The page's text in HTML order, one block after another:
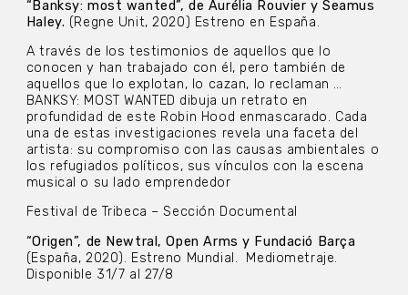
“Banksy: most wanted”, de Aurélia Rouvier y Seamus
Haley. (Regne Unit, 2020) Estreno en España.
A través de los testimonios de aquellos que lo
conocen y han trabajado con él, pero también de
aquellos que lo explotan, lo cazan, lo reclaman …
BANKSY: MOST WANTED dibuja un retrato en
profundidad de este Robin Hood enmascarado. Cada
una de estas investigaciones revela una faceta del
artista: su compromiso con las causas ambientales o
los refugiados políticos, sus vínculos con la escena
musical o su lado emprendedor
Festival de Tribeca – Sección Documental
“Origen”, de Newtral, Open Arms y Fundació Barça
(España, 2020). Estreno Mundial. Mediometraje.
Disponible 31/7 al 27/8